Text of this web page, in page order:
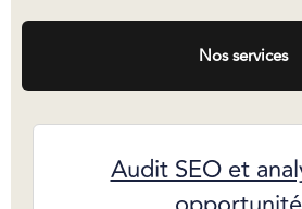
Nos services
Audit SEO et